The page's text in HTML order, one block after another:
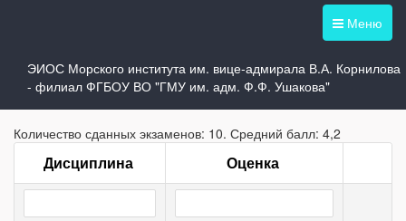
Меню
ЭИОС Морского института им. вице-адмирала В.А. Корнилова
- филиал ФГБОУ ВО "ГМУ им. адм. Ф.Ф. Ушакова"
Зачетная книжка -
Количество сданных экзаменов: 10. Средний балл: 4,2
Дисциплина Оценка